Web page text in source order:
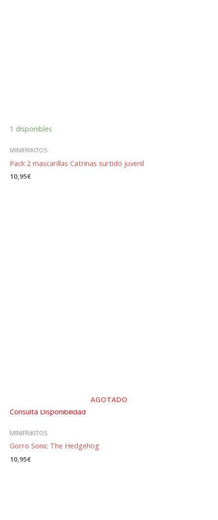
1 disponibles
MINIFRIKITOS
Pack 2 mascarillas Catrinas surtido juvenil
10,95€
AGOTADO
Consulta Disponibilidad
MINIFRIKITOS
Gorro Sonic The Hedgehog
10,95€